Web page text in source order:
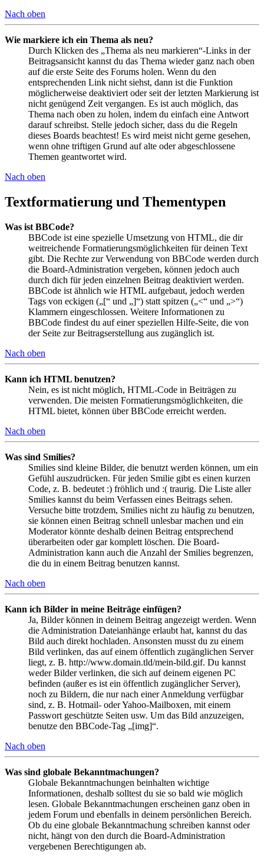
Nach oben
Wie markiere ich ein Thema als neu?
Durch Klicken des „Thema als neu markieren“-Links in der
Beitragsansicht kannst du das Thema wieder ganz nach oben
auf die erste Seite des Forums holen. Wenn du den
entsprechenden Link nicht siehst, dann ist die Funktion
möglicherweise deaktiviert oder seit der letzten Markierung ist
nicht genügend Zeit vergangen. Es ist auch möglich, das
Thema nach oben zu holen, indem du einfach eine Antwort
darauf schreibst. Stelle jedoch sicher, dass du die Regeln
dieses Boards beachtest! Es wird meist nicht gerne gesehen,
wenn ohne triftigen Grund auf alte oder abgeschlossene
Themen geantwortet wird.
Nach oben
Textformatierung und Thementypen
Was ist BBCode?
BBCode ist eine spezielle Umsetzung von HTML, die dir
weitreichende Formatierungsmöglichkeiten für deinen Text
gibt. Die Rechte zur Verwendung von BBCode werden durch
die Board-Administration vergeben, können jedoch auch
durch dich für jeden einzelnen Beitrag deaktiviert werden.
BBCode ist ähnlich wie HTML aufgebaut, jedoch werden
Tags von eckigen („[“ und „]“) statt spitzen („<“ und „>“)
Klammern eingeschlossen. Weitere Informationen zu
BBCode findest du auf einer speziellen Hilfe-Seite, die von
der Seite zur Beitragserstellung aus zugänglich ist.
Nach oben
Kann ich HTML benutzen?
Nein, es ist nicht möglich, HTML-Code in Beiträgen zu
verwenden. Die meisten Formatierungsmöglichkeiten, die
HTML bietet, können über BBCode erreicht werden.
Nach oben
Was sind Smilies?
Smilies sind kleine Bilder, die benutzt werden können, um ein
Gefühl auszudrücken. Für jeden Smilie gibt es einen kurzen
Code, z. B. bedeutet :) fröhlich und :( traurig. Die Liste aller
Smilies kannst du beim Verfassen eines Beitrags sehen.
Versuche bitte trotzdem, Smilies nicht zu häufig zu benutzen,
sie können einen Beitrag schnell unlesbar machen und ein
Moderator könnte deshalb deinen Beitrag entsprechend
überarbeiten oder gar komplett löschen. Die Board-
Administration kann auch die Anzahl der Smilies begrenzen,
die du in einem Beitrag benutzen kannst.
Nach oben
Kann ich Bilder in meine Beiträge einfügen?
Ja, Bilder können in deinem Beitrag angezeigt werden. Wenn
die Administration Dateianhänge erlaubt hat, kannst du das
Bild auch direkt hochladen. Ansonsten musst du zu einem
Bild verlinken, das auf einem öffentlich zugänglichen Server
liegt, z. B. http://www.domain.tld/mein-bild.gif. Du kannst
weder Bilder verlinken, die sich auf deinem eigenen PC
befinden (außer es ist ein öffentlich zugänglicher Server),
noch zu Bildern, die nur nach einer Anmeldung verfügbar
sind, z. B. Hotmail- oder Yahoo-Mailboxen, mit einem
Passwort geschützte Seiten usw. Um das Bild anzuzeigen,
benutze den BBCode-Tag „[img]“.
Nach oben
Was sind globale Bekanntmachungen?
Globale Bekanntmachungen beinhalten wichtige
Informationen, deshalb solltest du sie so bald wie möglich
lesen. Globale Bekanntmachungen erscheinen ganz oben in
jedem Forum und ebenfalls in deinem persönlichen Bereich.
Ob du eine globale Bekanntmachung schreiben kannst oder
nicht, hängt von den durch die Board-Administration
vergebenen Berechtigungen ab.